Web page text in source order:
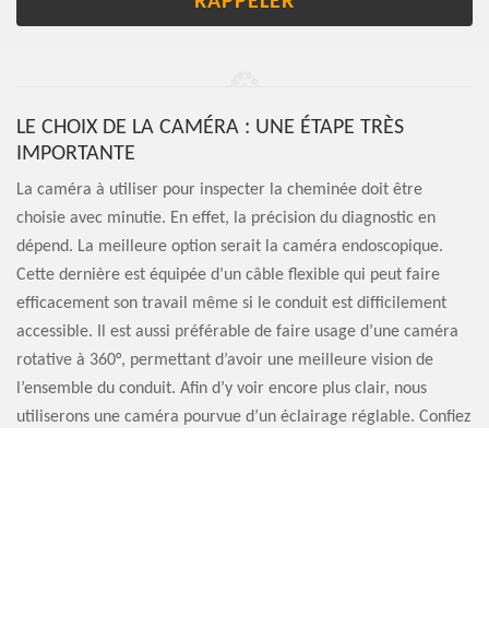
LE CHOIX DE LA CAMÉRA : UNE ÉTAPE TRÈS
IMPORTANTE
La caméra à utiliser pour inspecter la cheminée doit être
choisie avec minutie. En effet, la précision du diagnostic en
dépend. La meilleure option serait la caméra endoscopique.
Cette dernière est équipée d’un câble flexible qui peut faire
efficacement son travail même si le conduit est difficilement
accessible. Il est aussi préférable de faire usage d’une caméra
rotative à 360°, permettant d’avoir une meilleure vision de
l’ensemble du conduit. Afin d’y voir encore plus clair, nous
utiliserons une caméra pourvue d’un éclairage réglable. Confiez